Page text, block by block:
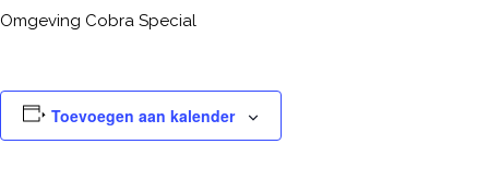
Omgeving Cobra Special
Toevoegen aan kalender